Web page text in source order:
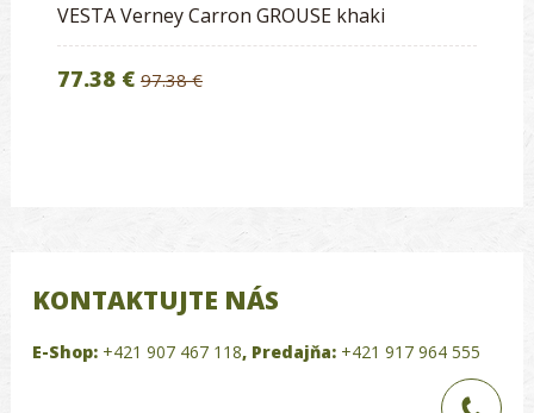
VESTA Verney Carron GROUSE khaki
77.38 € 97.38 €
KONTAKTUJTE NÁS
E-Shop: +421 907 467 118, Predajňa: +421 917 964 555